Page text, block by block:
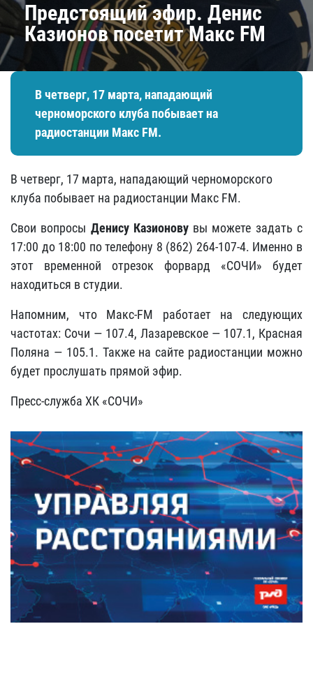
Предстоящий эфир. Денис
Казионов посетит Макс FM
В четверг, 17 марта, нападающий
черноморского клуба побывает на
радиостанции Макс FM.
В четверг, 17 марта, нападающий черноморского
клуба побывает на радиостанции Макс FM.
Свои вопросы Денису Казионовувы можете задать с
17:00 до 18:00 по телефону 8 (862) 264-107-4. Именно в
этот временной отрезок форвард «СОЧИ» будет
находиться в студии.
Напомним, что Макс-FM работает на следующих
частотах: Сочи — 107.4, Лазаревское — 107.1, Красная
Поляна — 105.1. Также на сайте радиостанции можно
будет прослушать прямой эфир.
Пресс-служба ХК «СОЧИ»